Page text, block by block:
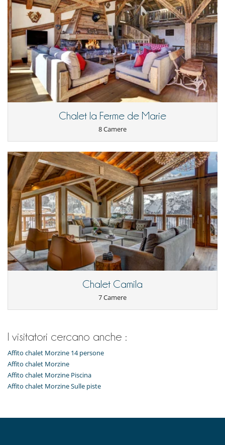
Terrazza(e)
Divertimenti ed attività sportive
Accesso internet (wifi)
Biliardo
Libri
Piscina interna
Sala cinema
Ski room
Sound system
Elettrodomestici
Congelatore
Cooker hood
Cucina americana
Cucina completamente fornita
Fondue
Fornello a induzione
forno
forno microonde
Frigorifero
Frullatore
Kitchenette
Lavastoviglie
Lavatrice
Macchina per il caffè Nespresso
Tostapane
Asciugacapelli
Garage o posteggio privato
Sala di lettura
Chalet la Ferme de Marie
8 Camere
Chalet Camila
7 Camere
I visitatori cercano anche :
Affito chalet Morzine 14 persone
Affito chalet Morzine
Affito chalet Morzine Piscina
Affito chalet Morzine Sulle piste